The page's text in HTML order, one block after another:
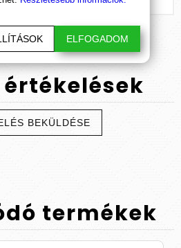
értékelések
BEKÜLDÉSE
termékek
ELFOGADOM